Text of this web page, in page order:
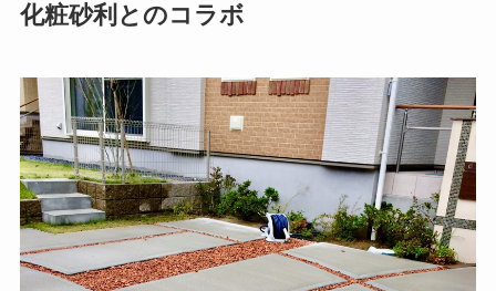
化粧砂利とのコラボ